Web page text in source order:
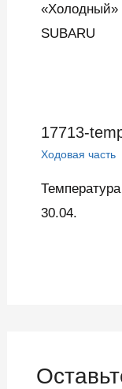
SUBARU
17713-
Ходовая часть
30.04.